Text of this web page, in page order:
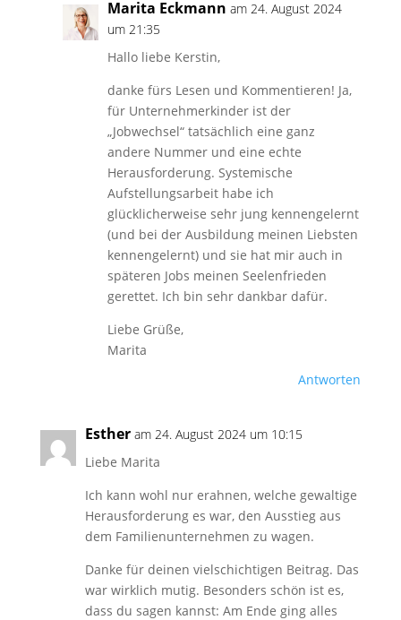
Marita Eckmann am 24. August 2024
um 21:35
Hallo liebe Kerstin,
danke fürs Lesen und Kommentieren! Ja,
für Unternehmerkinder ist der
„Jobwechsel“ tatsächlich eine ganz
andere Nummer und eine echte
Herausforderung. Systemische
Aufstellungsarbeit habe ich
glücklicherweise sehr jung kennengelernt
(und bei der Ausbildung meinen Liebsten
kennengelernt) und sie hat mir auch in
späteren Jobs meinen Seelenfrieden
gerettet. Ich bin sehr dankbar dafür.
Liebe Grüße,
Marita
Antworten
Esther am 24. August 2024 um 10:15
Liebe Marita
Ich kann wohl nur erahnen, welche gewaltige
Herausforderung es war, den Ausstieg aus
dem Familienunternehmen zu wagen.
Danke für deinen vielschichtigen Beitrag. Das
war wirklich mutig. Besonders schön ist es,
dass du sagen kannst: Am Ende ging alles